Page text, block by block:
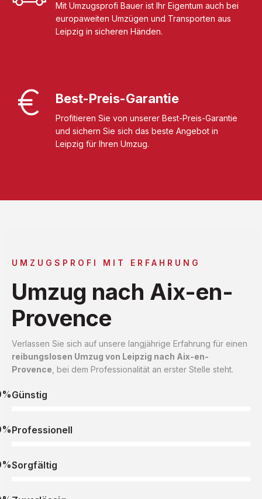
Mit Umzugsprofi Bauer ist Ihr Eigentum auch bei
europaweiten Umzügen und Transporten aus
Leipzig in sicheren Händen.
Best-Preis-Garantie
Profitieren Sie von unserer Best-Preis-Garantie
und sichern Sie sich das beste Angebot in
Leipzig für Ihren Umzug.
UMZUGSPROFI MIT ERFAHRUNG
Umzug nach Aix-en-
Provence
Verlassen Sie sich auf unsere langjährige Erfahrung für einen
reibungslosen Umzug von Leipzig nach Aix-en-
Provence , bei dem Professionalität an erster Stelle steht.
Günstig
Professionell
Sorgfältig